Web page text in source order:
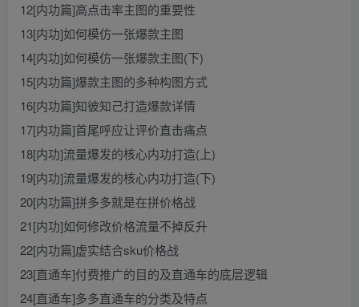
12[内功篇]高点击率主图的重要性
13[内功]如何模仿一张爆款主图
14[内功]如何模仿一张爆款主图(下)
15[内功篇]爆款主图的多种构图方式
16[内功篇]知彼知己打造爆款详情
17[内功篇]首尾呼应让评价直击痛点
18[内功]流量爆发的核心内功打造(上)
19[内功]流量爆发的核心内功打造(下)
20[内功篇]拼多多就是在拼价格战
21[内功]如何修改价格流量不掉反升
22[内功篇]虚实结合sku价格战
23[直通车]付费推广的目的及直通车的底层逻辑
24[直通车]多多直通车的分类及特点